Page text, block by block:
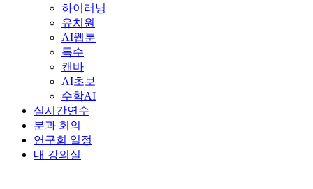
하이러닝
유치원
AI웹툰
특수
캔바
AI초보
수학AI
실시간연수
분과 회의
연구회 일정
내 강의실